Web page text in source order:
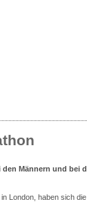
Männern und bei
London, haben sich